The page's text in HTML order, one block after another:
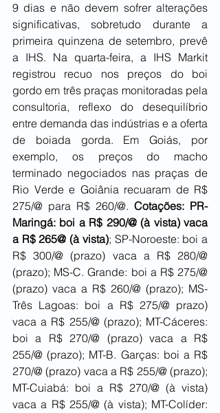
9 dias e não devem sofrer alterações
significativas, sobretudo durante a
primeira quinzena de setembro, prevê
a IHS. Na quarta-feira, a IHS Markit
registrou recuo nos preços do boi
gordo em três praças monitoradas pela
consultoria, reflexo do desequilíbrio
entre demanda das indústrias e a oferta
de boiada gorda. Em Goiás, por
exemplo, os preços do macho
terminado negociados nas praças de
Rio Verde e Goiânia recuaram de R$
275/@ para R$ 260/@. Cotações: PR-
Maringá: boi a R$ 290/@ (à vista) vaca
a R$ 265@ (à vista); SP-Noroeste: boi a
R$ 300/@ (prazo) vaca a R$ 280/@
(prazo); MS-C. Grande: boi a R$ 275/@
(prazo) vaca a R$ 260/@ (prazo); MS-
Três Lagoas: boi a R$ 275/@ prazo)
vaca a R$ 255/@ (prazo); MT-Cáceres:
boi a R$ 270/@ (prazo) vaca a R$
255/@ (prazo); MT-B. Garças: boi a R$
270/@ (prazo) vaca a R$ 255/@ (prazo);
MT-Cuiabá: boi a R$ 270/@ (à vista)
vaca a R$ 255/@ (à vista); MT-Colíder: